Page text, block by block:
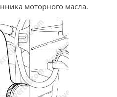
моторного масла.